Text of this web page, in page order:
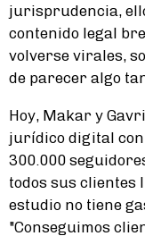
jurisprudencia,
contenido legal
volverse virales,
de parecer algo
Hoy, Makar y
jurídico digital con
300.000
todos sus clientes
estudio no tiene
"Conseguimos